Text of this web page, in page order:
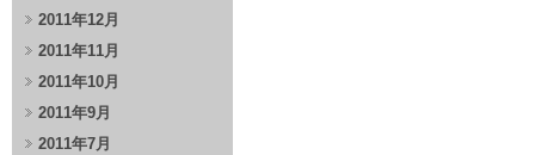
2011年12月
2011年11月
2011年10月
2011年9月
2011年7月